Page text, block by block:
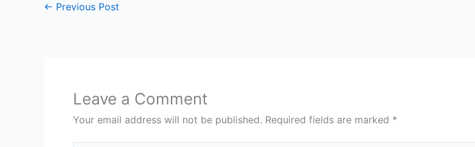
← Previous Post
Leave a Comment
Your email address will not be published. Required fields are marked *